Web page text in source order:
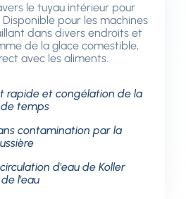
le tuyau intérieur pour
pour les machines
dans divers endroits et
de la glace comestible,
avec les aliments.
rapide et congélation de la
temps
contamination par la
d'eau de Koller
l'eau